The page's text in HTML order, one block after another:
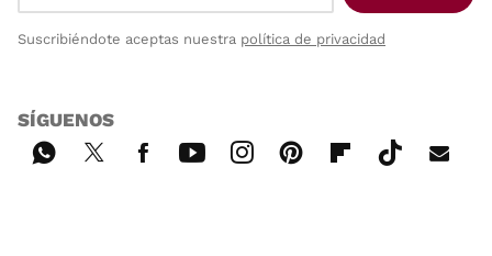
Suscribiéndote aceptas nuestra política de privacidad
SÍGUENOS